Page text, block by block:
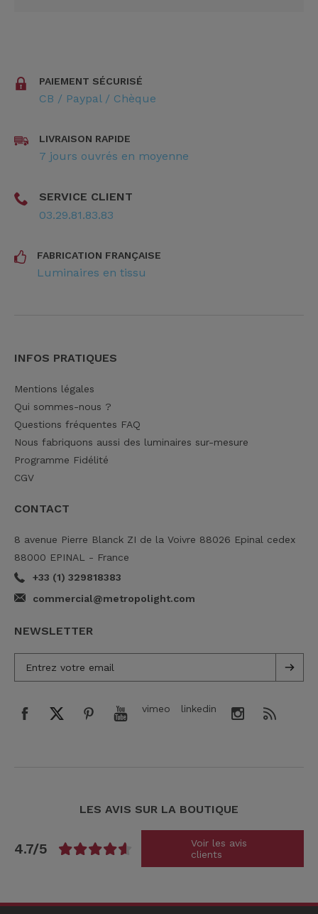
PAIEMENT SÉCURISÉ
CB / Paypal / Chèque
LIVRAISON RAPIDE
7 jours ouvrés en moyenne
SERVICE CLIENT
03.29.81.83.83
FABRICATION FRANÇAISE
Luminaires en tissu
INFOS PRATIQUES
Mentions légales
Qui sommes-nous ?
Questions fréquentes FAQ
Nous fabriquons aussi des luminaires sur-mesure
Programme Fidélité
CGV
CONTACT
8 avenue Pierre Blanck ZI de la Voivre 88026 Epinal cedex
88000 EPINAL - France
+33 (1) 329818383
commercial@metropolight.com
NEWSLETTER
vimeo linkedin
LES AVIS SUR LA BOUTIQUE
4.7/5
Voir les avis
clients